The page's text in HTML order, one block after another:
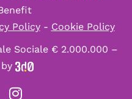
Policy- Cookie Policy
Sociale € 2.000.000 –